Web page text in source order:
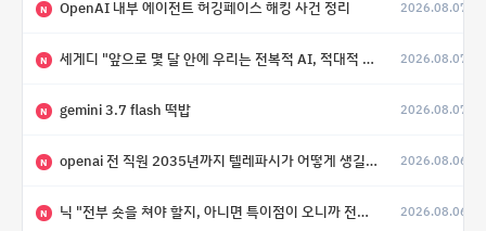
N OpenAI 내부 에이전트 허깅페이스 해킹 사건 정리 2026.08.07
N 세게디 "앞으로 몇 달 안에 우리는 전복적 AI, 적대적 AI 둘 다 보게 될 것" 2026.08.07
N gemini 3.7 flash 떡밥 2026.08.07
N openai 전 직원 2035년까지 텔레파시가 어떻게 생길 수 있는지 2026.08.06
N 닉 "전부 숏을 쳐야 할지, 아니면 특이점이 오니까 전부 롱을 쳐야 할지 모르겠다.” 2026.08.06